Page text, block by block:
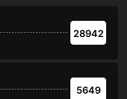
28942
5649